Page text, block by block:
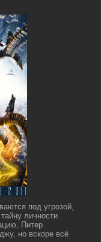
под угрозой,
личности
Питер
но вскоре всё